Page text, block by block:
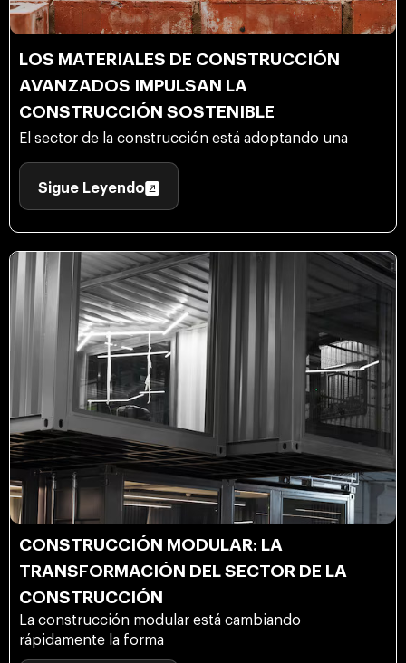
LOS MATERIALES DE CONSTRUCCIÓN
AVANZADOS IMPULSAN LA
CONSTRUCCIÓN SOSTENIBLE
El sector de la construcción está adoptando una
Sigue Leyendo
CONSTRUCCIÓN MODULAR: LA
TRANSFORMACIÓN DEL SECTOR DE LA
CONSTRUCCIÓN
La construcción modular está cambiando
rápidamente la forma